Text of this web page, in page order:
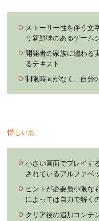
ストーリー性を伴う文
う新鮮味のあるゲーム
開発者の家族に纏わる
るテキスト
制限時間がなく、自分
惜しい点
小さい画面でプレイす
されているアルファベ
ヒントが必要最小限な
によっては自力で解く
クリア後の追加コンテ